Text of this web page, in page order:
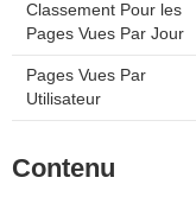
Classement Pour les
Pages Vues Par Jour
Pages Vues Par
Utilisateur
Contenu